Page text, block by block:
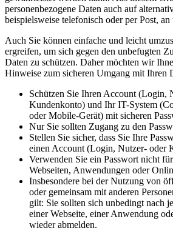
personenbezogene Daten auch auf
beispielsweise telefonisch oder per Post,
Auch Sie können einfache und leicht
ergreifen, um sich gegen den unbefugten
Daten zu schützen. Daher möchten wir
Hinweise zum sicheren Umgang mit Ihren
Schützen Sie Ihren Account (Login,
Kundenkonto) und Ihr IT-System
oder Mobile-Gerät) mit sicheren
Nur Sie sollten Zugang zu den
Stellen Sie sicher, dass Sie Ihre
einen Account (Login, Nutzer- oder
Verwenden Sie ein Passwort nicht
Webseiten, Anwendungen oder
Insbesondere bei der Nutzung von
oder gemeinsam mit anderen
gilt: Sie sollten sich unbedingt nach
einer Webseite, einer Anwendung
wieder abmelden.